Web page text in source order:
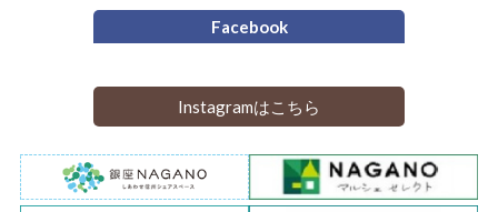
Facebook
Instagramはこちら